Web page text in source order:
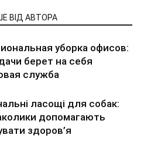
ВІД АВТОРА
уборка офисов:
берет на себя
служба
ласощі для собак:
допомагають
здоров’я